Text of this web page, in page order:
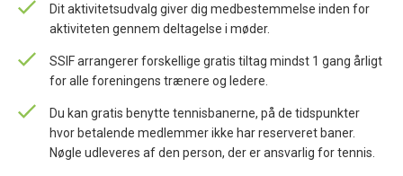
Dit aktivitetsudvalg giver dig medbestemmelse inden for
aktiviteten gennem deltagelse i møder.
SSIF arrangerer forskellige gratis tiltag mindst 1 gang årligt
for alle foreningens trænere og ledere.
Du kan gratis benytte tennisbanerne, på de tidspunkter
hvor betalende medlemmer ikke har reserveret baner.
Nøgle udleveres af den person, der er ansvarlig for tennis.